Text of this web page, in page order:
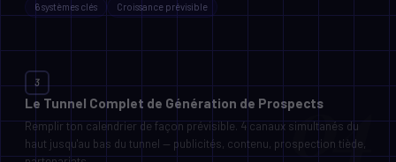
6 systèmes clés Croissance prévisible
01
Opérationnel
SOPs, delivery, onboarding
3
Le Tunnel Complet de Génération de Prospects
Remplir ton calendrier de façon prévisible. 4 canaux simultanés du
haut jusqu'au bas du tunnel — publicités, contenu, prospection tiède,